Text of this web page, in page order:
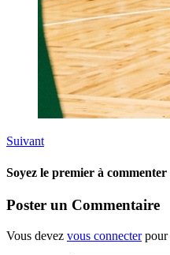
Suivant
Soyez le premier à commenter
Poster un Commentaire
Vous devez vous connecterpour